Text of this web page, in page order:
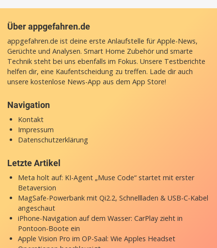
Über appgefahren.de
appgefahren.de ist deine erste Anlaufstelle für Apple-News,
Gerüchte und Analysen. Smart Home Zubehör und smarte
Technik steht bei uns ebenfalls im Fokus. Unsere Testberichte
helfen dir, eine Kaufentscheidung zu treffen. Lade dir auch
unsere kostenlose News-App aus dem App Store!
Navigation
Kontakt
Impressum
Datenschutzerklärung
Letzte Artikel
Meta holt auf: KI-Agent „Muse Code“ startet mit erster
Betaversion
MagSafe-Powerbank mit Qi2.2, Schnellladen & USB-C-Kabel
angeschaut
iPhone-Navigation auf dem Wasser: CarPlay zieht in
Pontoon-Boote ein
Apple Vision Pro im OP-Saal: Wie Apples Headset